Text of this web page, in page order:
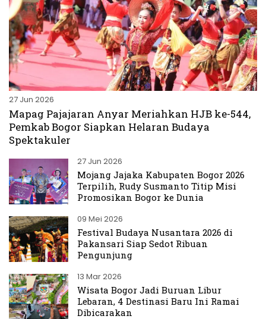
27 Jun 2026
Mapag Pajajaran Anyar Meriahkan HJB ke-544,
Pemkab Bogor Siapkan Helaran Budaya
Spektakuler
27 Jun 2026
Mojang Jajaka Kabupaten Bogor 2026
Terpilih, Rudy Susmanto Titip Misi
Promosikan Bogor ke Dunia
09 Mei 2026
Festival Budaya Nusantara 2026 di
Pakansari Siap Sedot Ribuan
Pengunjung
13 Mar 2026
Wisata Bogor Jadi Buruan Libur
Lebaran, 4 Destinasi Baru Ini Ramai
Dibicarakan